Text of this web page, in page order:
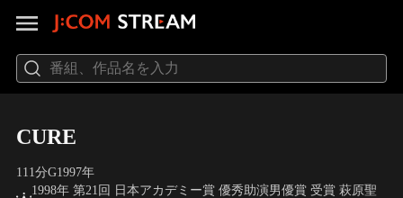
CURE
111分G1997年
1998年 第21回 日本アカデミー賞 優秀助演男優賞 受賞 萩原聖